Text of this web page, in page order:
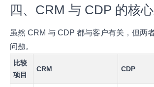
四、CRM 与 CDP 的核
虽然 CRM 与 CDP 都与客户有关，但两
问题。
比较
项目
CRM CDP